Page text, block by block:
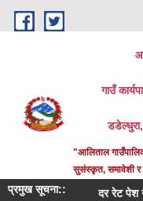
Skip to main content
गाउँ
"आलिताल
सुसंस्कृत, समावेशी र
प्रमुख सूचना:: दर रेट पेश गर्ने